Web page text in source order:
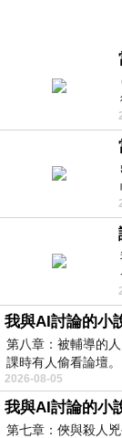
我與AI討論的小
第八章：被輔導的
課時有人偷看論壇
2026-08-05
我與AI討論的小
第七章：俠與殺人